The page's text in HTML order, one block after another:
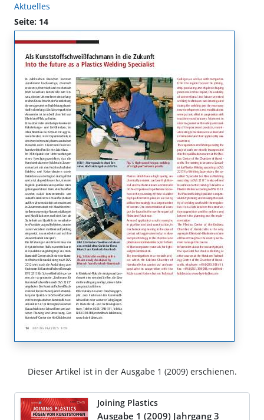
Aktuelles
Seite: 14
Dieser Artikel ist in der Ausgabe 1 (2009) erschienen.
Joining Plastics
Ausgabe 1 (2009) Jahrgang 3